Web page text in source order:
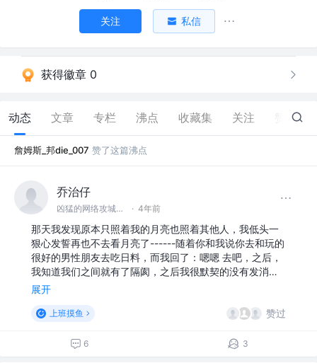
关注 私信
获得徽章 0
动态 文章 专栏 沸点 收藏集 关注 12
詹姆斯_邦die_007 赞了这篇沸点
乔治仔
凶猛的网络攻城狮 @摸鱼总公司 · 4年前
那天我发现原本只照着我的月亮也照着其他人，我低头一
狠心发誓再也不去看月亮了------随着你和我说你去和玩的
很好的男性朋友去吃日料，而我回了：嗯嗯 去吧，之后，
我知道我们之间就有了隔阂，之后我很默契的没有发消…
展开
上班摸鱼 赞过
6 3